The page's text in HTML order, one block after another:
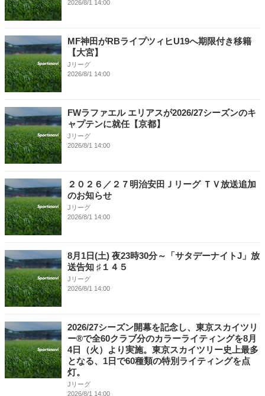
2026/8/1 14:00
MF神田がRBライプツィヒU19へ期限付き移籍
【大宮】
Jリーグ
2026/8/1 14:00
FWラファエル エリアスが2026/27シーズンのキ
ャプテンに就任【京都】
Jリーグ
2026/8/1 14:00
２０２６／２７明治安田Ｊリーグ ＴＶ放送追加
のお知らせ
Jリーグ
2026/8/1 14:00
8月1日(土) 夜23時30分～「サタデーナイトJ」放
送告知 ♯１４５
Jリーグ
2026/8/1 14:00
2026/27シーズン開幕を記念し、東京スカイツリ
ー®で全60クラブ分のカラーライティングを8月
4日（火）より実施。東京スカイツリー史上最多
となる、1日で60種類の特別ライティングを点
灯。
Jリーグ
2026/8/1 14:00